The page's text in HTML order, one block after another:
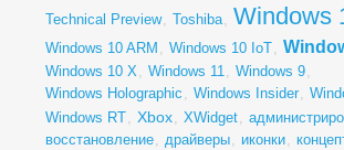
Technical Preview, Toshiba, Windows
Windows 10 ARM , Windows 10 IoT,
Windows 10 X, Windows 11, Windows 9,
Windows Holographic , Windows Insider,
Windows RT, Xbox, XWidget,
восстановление, драйверы, иконки,